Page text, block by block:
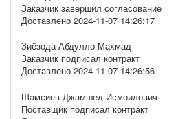
Заказчик завершил согласование
Доставлено 2024-11-07 14:26:17
Зиёзода Абдулло Махмад
Заказчик подписал контракт
Доставлено 2024-11-07 14:26:56
Шамсиев Джамшед Исмоилович
Поставщик подписал контракт